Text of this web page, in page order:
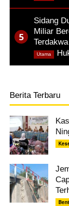
Sidang
Miliar
Utama
Berita Terbaru